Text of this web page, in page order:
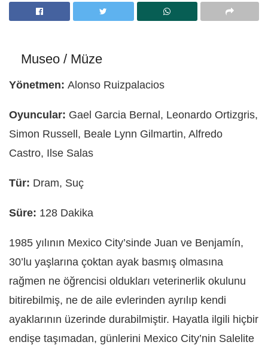
Museo / Müze
Yönetmen: Alonso Ruizpalacios
Oyuncular: Gael Garcia Bernal, Leonardo Ortizgris,
Simon Russell, Beale Lynn Gilmartin, Alfredo
Castro, Ilse Salas
Tür: Dram, Suç
Süre: 128 Dakika
1985 yılının Mexico City’sinde Juan ve Benjamín,
30’lu yaşlarına çoktan ayak basmış olmasına
rağmen ne öğrencisi oldukları veterinerlik okulunu
bitirebilmiş, ne de aile evlerinden ayrılıp kendi
ayaklarının üzerinde durabilmiştir. Hayatla ilgili hiçbir
endişe taşımadan, günlerini Mexico City’nin Salelite